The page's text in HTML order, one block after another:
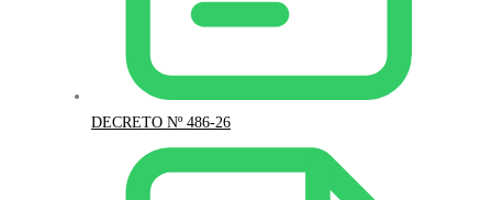
DECRETO Nº 486-26